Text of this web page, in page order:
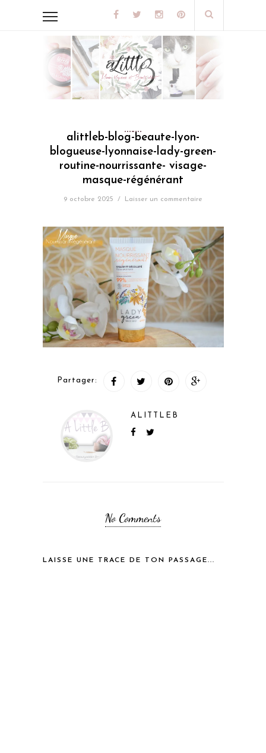
alittleb-blog-beaute-lyon-
blogueuse-lyonnaise-lady-green-
routine-nourrissante- visage-
masque-régénérant
9 octobre 2025 / Laisser un commentaire
Partager:
ALITTLEB
No Comments
LAISSE UNE TRACE DE TON PASSAGE...